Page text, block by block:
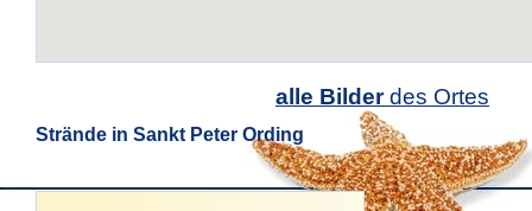
alle Bilderdes Ortes
Strände in Sankt Peter Ording